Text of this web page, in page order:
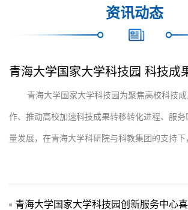
资讯动态
青海大学国家大学科技园为聚焦高校科技
作、推动高校加速科技成果转移转化进程、服
量发展，在青海大学科研院与科教集团的支持下
优化服务流程、引进第三方专业机构等方式，
行，青海大学副校长、科研院院长魏加华与青